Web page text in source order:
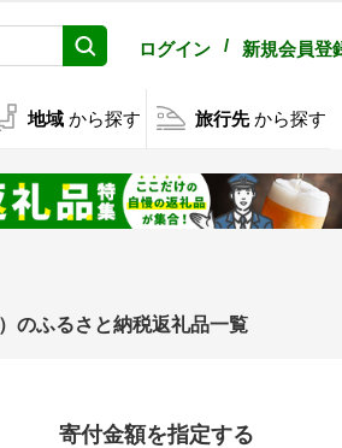
ログイン / 新規会員登
地域 から探す 旅行先 から探す
のふるさと納税返礼品一覧
寄付金額を指定する